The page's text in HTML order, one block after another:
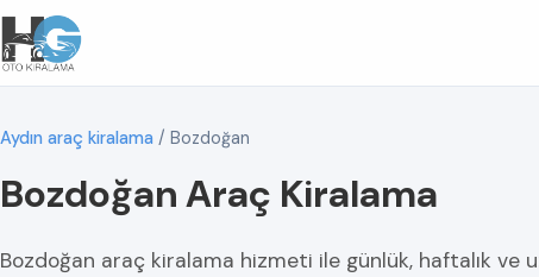
Aydın araç kiralama / Bozdoğan
Bozdoğan Araç Kiralama
Bozdoğan araç kiralama hizmeti ile günlük, haftalık ve